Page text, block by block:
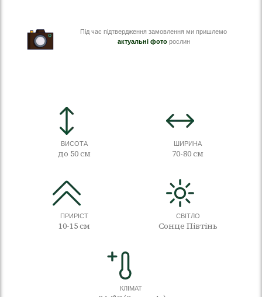
Під час підтвердження замовлення ми пришлемо
актуальні фоторослин
ВИСОТА
до 50 см
ШИРИНА
70-80 см
ПРИРІСТ
10-15 см
СВІТЛО
Сонце Півтінь
КЛІМАТ